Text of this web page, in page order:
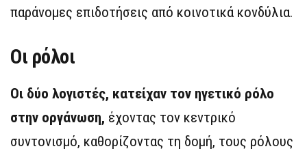
παράνομες επιδοτήσεις από κοινοτικά κονδύλια.
Οι ρόλοι
Οι δύο λογιστές, κατείχαν τον ηγετικό ρόλο
στην οργάνωση, έχοντας τον κεντρικό
συντονισμό, καθορίζοντας τη δομή, τους ρόλους